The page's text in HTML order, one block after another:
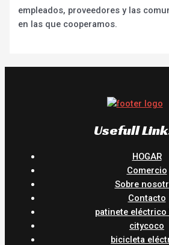
empleados, proveedores y las
en las que cooperamos.
Usefull
HOGAR
Comercio
Sobre
Contacto
patinete eléctrico
citycoco
bicicleta